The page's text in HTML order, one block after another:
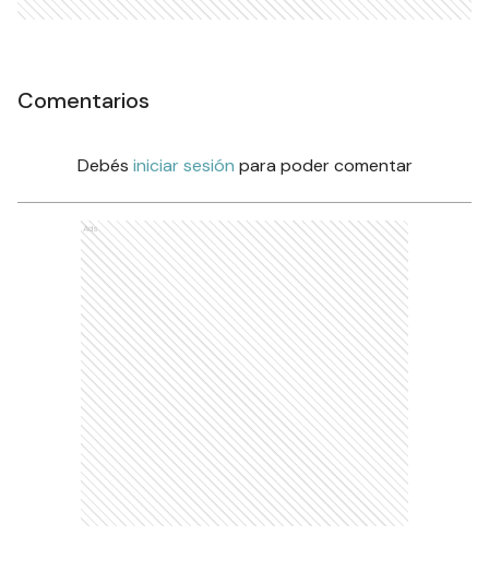
Comentarios
Debés iniciar sesión para poder comentar
Ads